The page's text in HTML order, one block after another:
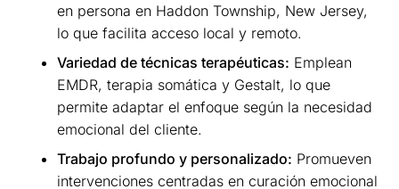
en persona en Haddon Township, New Jersey,
lo que facilita acceso local y remoto.
Variedad de técnicas terapéuticas: Emplean
EMDR, terapia somática y Gestalt, lo que
permite adaptar el enfoque según la necesidad
emocional del cliente.
Trabajo profundo y personalizado: Promueven
intervenciones centradas en curación emocional